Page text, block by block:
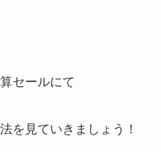
セールにて
を見ていきましょう！